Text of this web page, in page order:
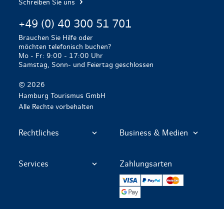
Schreiben Sie uns
+49 (0) 40 300 51 701
Brauchen Sie Hilfe oder
möchten telefonisch buchen?
Mo - Fr: 9:00 - 17:00 Uhr
Samstag, Sonn- und Feiertag geschlossen
© 2026
Hamburg Tourismus GmbH
Alle Rechte vorbehalten
Rechtliches Business & Medien
Services Zahlungsarten
VISA PayPal